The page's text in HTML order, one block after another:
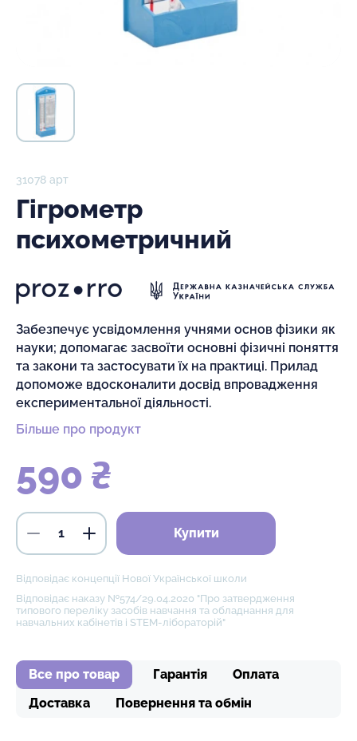
31078 арт
Гігрометр
психометричний
Забезпечує усвідомлення учнями основ фізики як
науки; допомагає засвоїти основні фізичні поняття
та закони та застосувати їх на практиці. Прилад
допоможе вдосконалити досвід впровадження
експериментальної діяльності.
Більше про продукт
590 ₴
Купити
Відповідає концепції Нової Української школи
Відповідає наказу №574/29.04.2020 "Про затвердження
типового переліку засобів навчання та обладнання для
навчальних кабінетів і STEM-лібораторій"
Все про товар Гарантія
Оплата
Доставка
Повернення та обмін